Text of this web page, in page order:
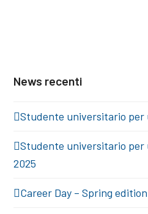
News recenti
Studente universitario per
Studente universitario per
2025
Career Day – Spring edition